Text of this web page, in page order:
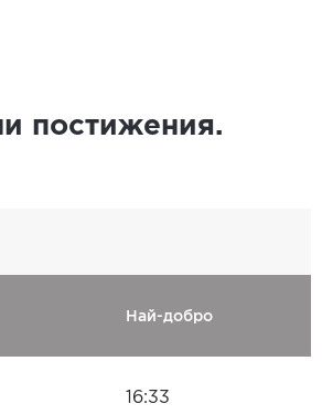
постижения.
Най-добро
16:33